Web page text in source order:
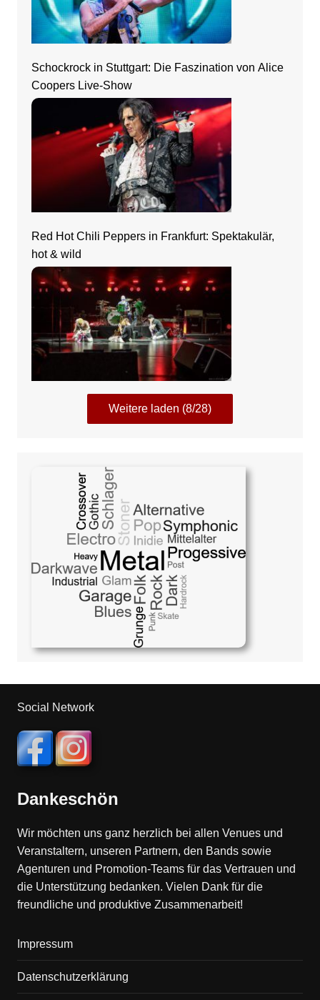
Schockrock in Stuttgart: Die Faszination von Alice
Coopers Live-Show
Red Hot Chili Peppers in Frankfurt: Spektakulär,
hot & wild
Weitere laden (8/28)
Social Network
Dankeschön
Wir möchten uns ganz herzlich bei allen Venues und
Veranstaltern, unseren Partnern, den Bands sowie
Agenturen und Promotion-Teams für das Vertrauen und
die Unterstützung bedanken. Vielen Dank für die
freundliche und produktive Zusammenarbeit!
Impressum
Datenschutzerklärung